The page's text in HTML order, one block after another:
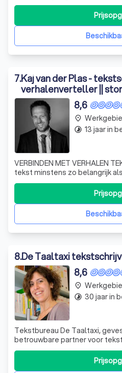
doen. Of het nu gaat om het
aanbrengen van belettering,
geavanceerde machines die
resolutie. Wij nemen de
7.Kaj van der Plas -
verhalenverteller ||
8,6
VERBINDEN MET VERHALEN TEKST­SCHRIJVER Online is
tekst minstens zo belangrijk
ideale klant. SEO-proof.
VERTELLER Je wilt een
opening of feest. Of je wilt zelf
vertellen. Boek me.
place
timelapse 13 jaar in
8.De Taaltaxi
8,6
Tekstbureau De Taaltaxi,
betrouwbare partner voor
webredactie en
passie voor taal en een scherp
onderscheiden we ons door
place
timelapse 30 jaar in